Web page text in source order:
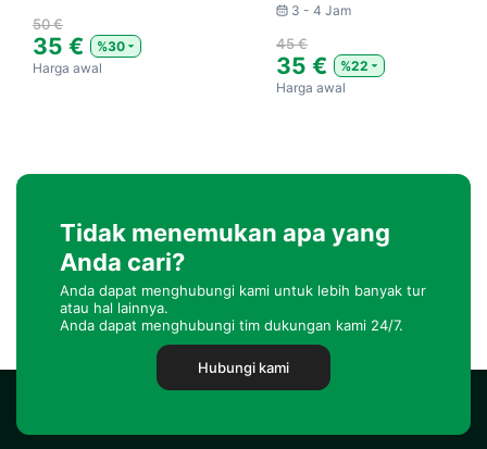
50 €
35 €
%30
Harga awal
3 - 4 Jam
45 €
35 €
%22
Harga awal
Tidak menemukan apa yang
Anda cari?
Anda dapat menghubungi kami untuk lebih banyak tur
atau hal lainnya.
Anda dapat menghubungi tim dukungan kami 24/7.
Hubungi kami